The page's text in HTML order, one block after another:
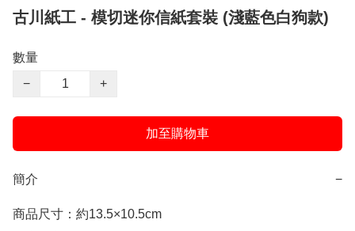
古川紙工 - 模切迷你信紙套裝 (淺藍色白狗款)
數量
−
+
加至購物車
簡介 −
商品尺寸：約13.5×10.5cm